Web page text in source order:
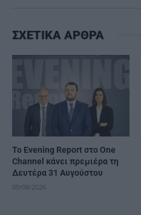
ΣΧΕΤΙΚΑ ΑΡΘΡΑ
Το Evening Report στο One
Channel κάνει πρεμιέρα τη
Δευτέρα 31 Αυγούστου
09/08/2026